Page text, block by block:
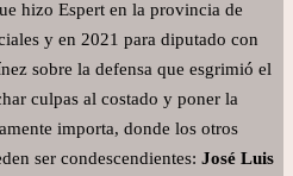
hizo Espert en la provincia de
y en 2021 para diputado con
sobre la defensa que esgrimió el
culpas al costado y poner la
importa, donde los otros
ser condescendientes: José Luis